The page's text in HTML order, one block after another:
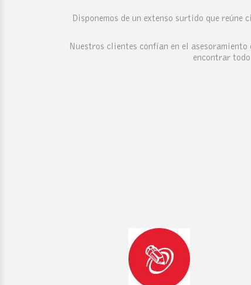
Disponemos de un extenso surtido que
Nuestros clientes confían en el
encontrar